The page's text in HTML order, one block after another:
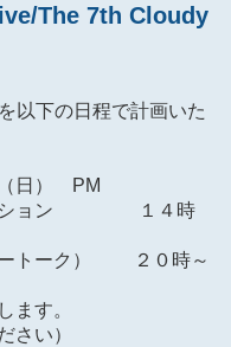
The 7th Cloudy
以下の日程で計画いた
日） PM
ョン １４時
ーク） ２０時～
ます。
さい）